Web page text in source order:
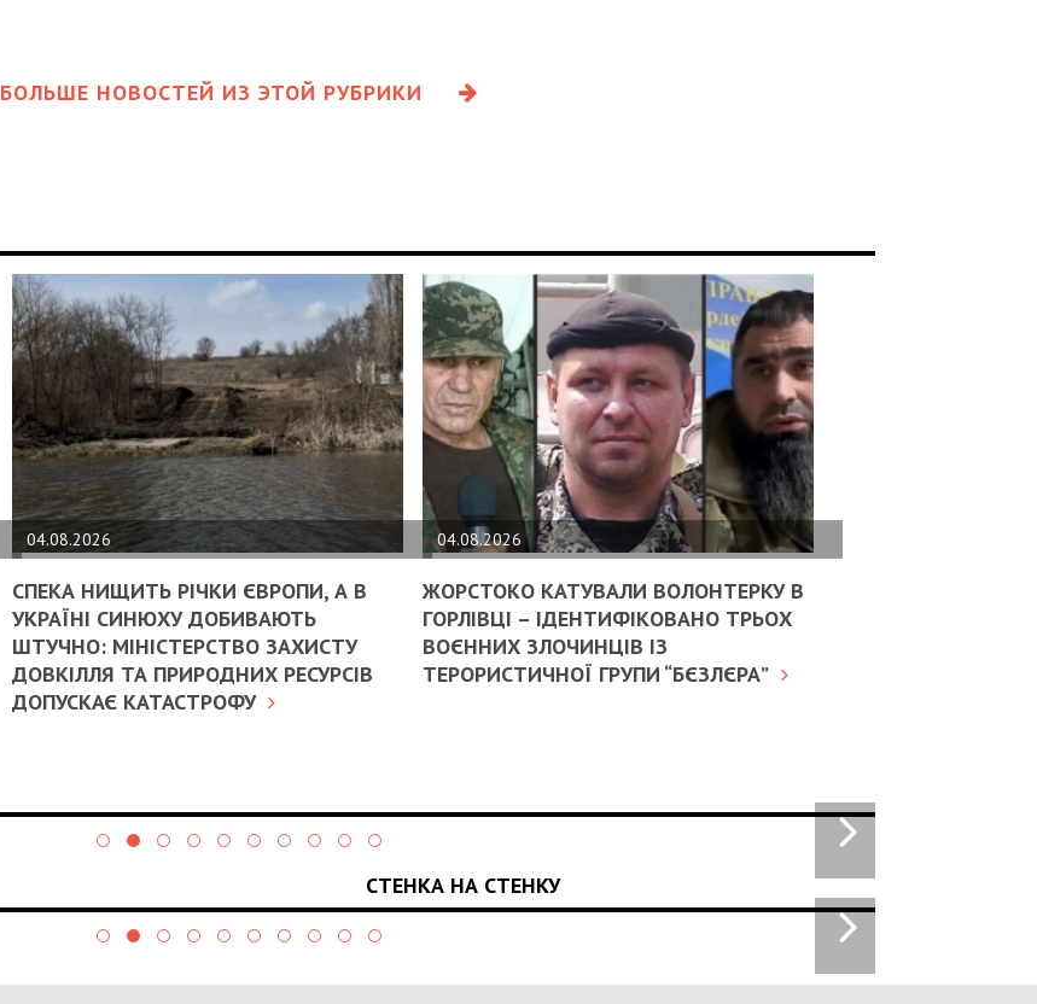
БОЛЬШЕ НОВОСТЕЙ ИЗ ЭТОЙ РУБРИКИ
04.08.2026
СПЕКА НИЩИТЬ РІЧКИ ЄВРОПИ, А В
УКРАЇНІ СИНЮХУ ДОБИВАЮТЬ
ШТУЧНО: МІНІСТЕРСТВО ЗАХИСТУ
ДОВКІЛЛЯ ТА ПРИРОДНИХ РЕСУРСІВ
ДОПУСКАЄ КАТАСТРОФУ
04.08.2026
ЖОРСТОКО КАТУВАЛИ ВОЛОНТЕРКУ В
ГОРЛІВЦІ – ІДЕНТИФІКОВАНО ТРЬОХ
ВОЄННИХ ЗЛОЧИНЦІВ ІЗ
ТЕРОРИСТИЧНОЇ ГРУПИ “БЄЗЛЄРА”
СТЕНКА НА СТЕНКУ